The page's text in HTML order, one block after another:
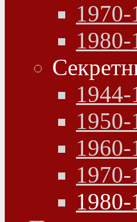
1970-
1980-
1944-
1950-
1960-
1970-
1980-